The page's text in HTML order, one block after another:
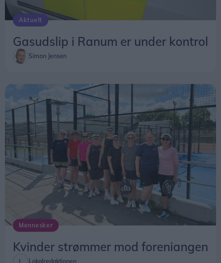
Aktuelt
Gasudslip i Ranum er under kontrol
Simon Jensen
Mennesker
Kvinder strømmer mod foreniangen
Lokalredaktionen